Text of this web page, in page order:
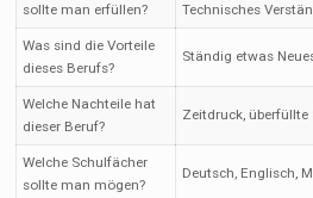
sollte man erfüllen?
Technisches
Was sind die Vorteile
dieses Berufs?
Ständig etwas
Welche Nachteile hat
dieser Beruf?
Zeitdruck, überfüllte
Welche Schulfächer
sollte man mögen?
Deutsch, Englisch,